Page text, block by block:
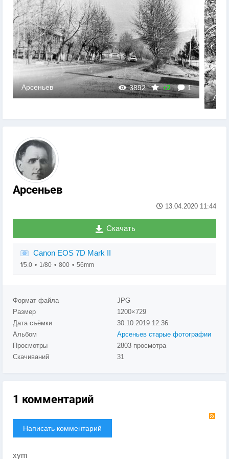
3892 +2 1
Арсеньев
Арсеньев
13.04.2020 11:44
Скачать
Canon EOS 7D Mark II
f/5.0 1/80 800 56mm
Формат файла
JPG
Размер
1200×729
Дата съёмки
30.10.2019 12:36
Альбом
Арсеньев старые фотографии
Просмотры
2803 просмотра
Скачиваний
31
1 комментарий
Написать комментарий
xym